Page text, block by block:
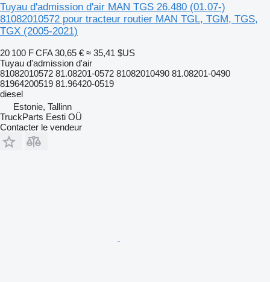
Tuyau d'admission d'air MAN TGS 26.480 (01.07-)
81082010572 pour tracteur routier MAN TGL, TGM, TGS,
TGX (2005-2021)
20 100 F CFA 30,65 € ≈ 35,41 $US
Tuyau d'admission d'air
81082010572 81.08201-0572 81082010490 81.08201-0490
81964200519 81.96420-0519
diesel
Estonie, Tallinn
TruckParts Eesti OÜ
Contacter le vendeur